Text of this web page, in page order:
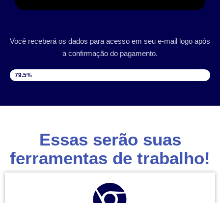
Você receberá os dados para acesso em seu e-mail logo após
a confirmação do pagamento.
VAGAS DISPONÍVEIS
79.5%
Essas serão suas
ferramentas de trabalho!